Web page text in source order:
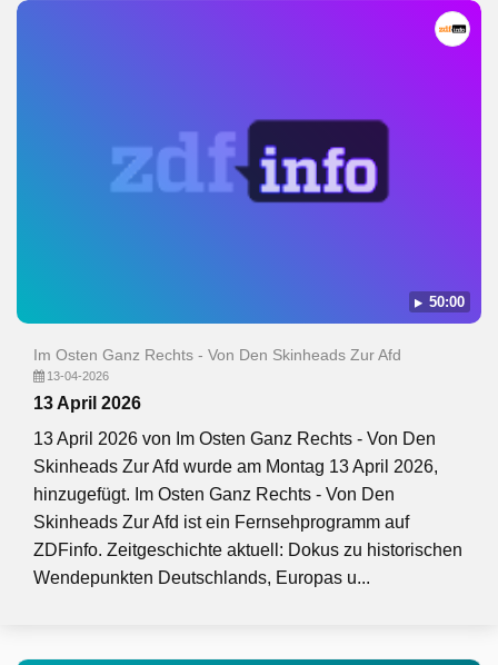
50:00
Im Osten Ganz Rechts - Von Den Skinheads Zur Afd
13-04-2026
13 April 2026
13 April 2026 von Im Osten Ganz Rechts - Von Den
Skinheads Zur Afd wurde am Montag 13 April 2026,
hinzugefügt. Im Osten Ganz Rechts - Von Den
Skinheads Zur Afd ist ein Fernsehprogramm auf
ZDFinfo. Zeitgeschichte aktuell: Dokus zu historischen
Wendepunkten Deutschlands, Europas u...